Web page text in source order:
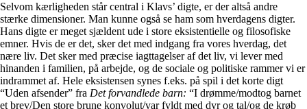
Selvom kærligheden står central i Klavs’ digte, er der altså andre
stærke dimensioner. Man kunne også se ham som hverdagens digter.
Hans digte er meget sjældent ude i store eksistentielle og filosofiske
emner. Hvis de er det, sker det med indgang fra vores hverdag, det
nære liv. Det sker med præcise iagttagelser af det liv, vi lever med
hinanden i familien, på arbejde, og de sociale og politiske rammer vi er
indrammet af. Hele eksistensen synes f.eks. på spil i det korte digt
“Uden afsender” fra Det forvandlede barn: “I drømme/modtog barnet
et brev/Den store brune konvolut/var fyldt med dyr og tal/og de krøb